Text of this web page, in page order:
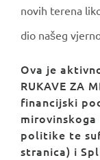
novih terena
dio našeg
Ova je
RUKAVE ZA
financijski
politike te
stranica) i